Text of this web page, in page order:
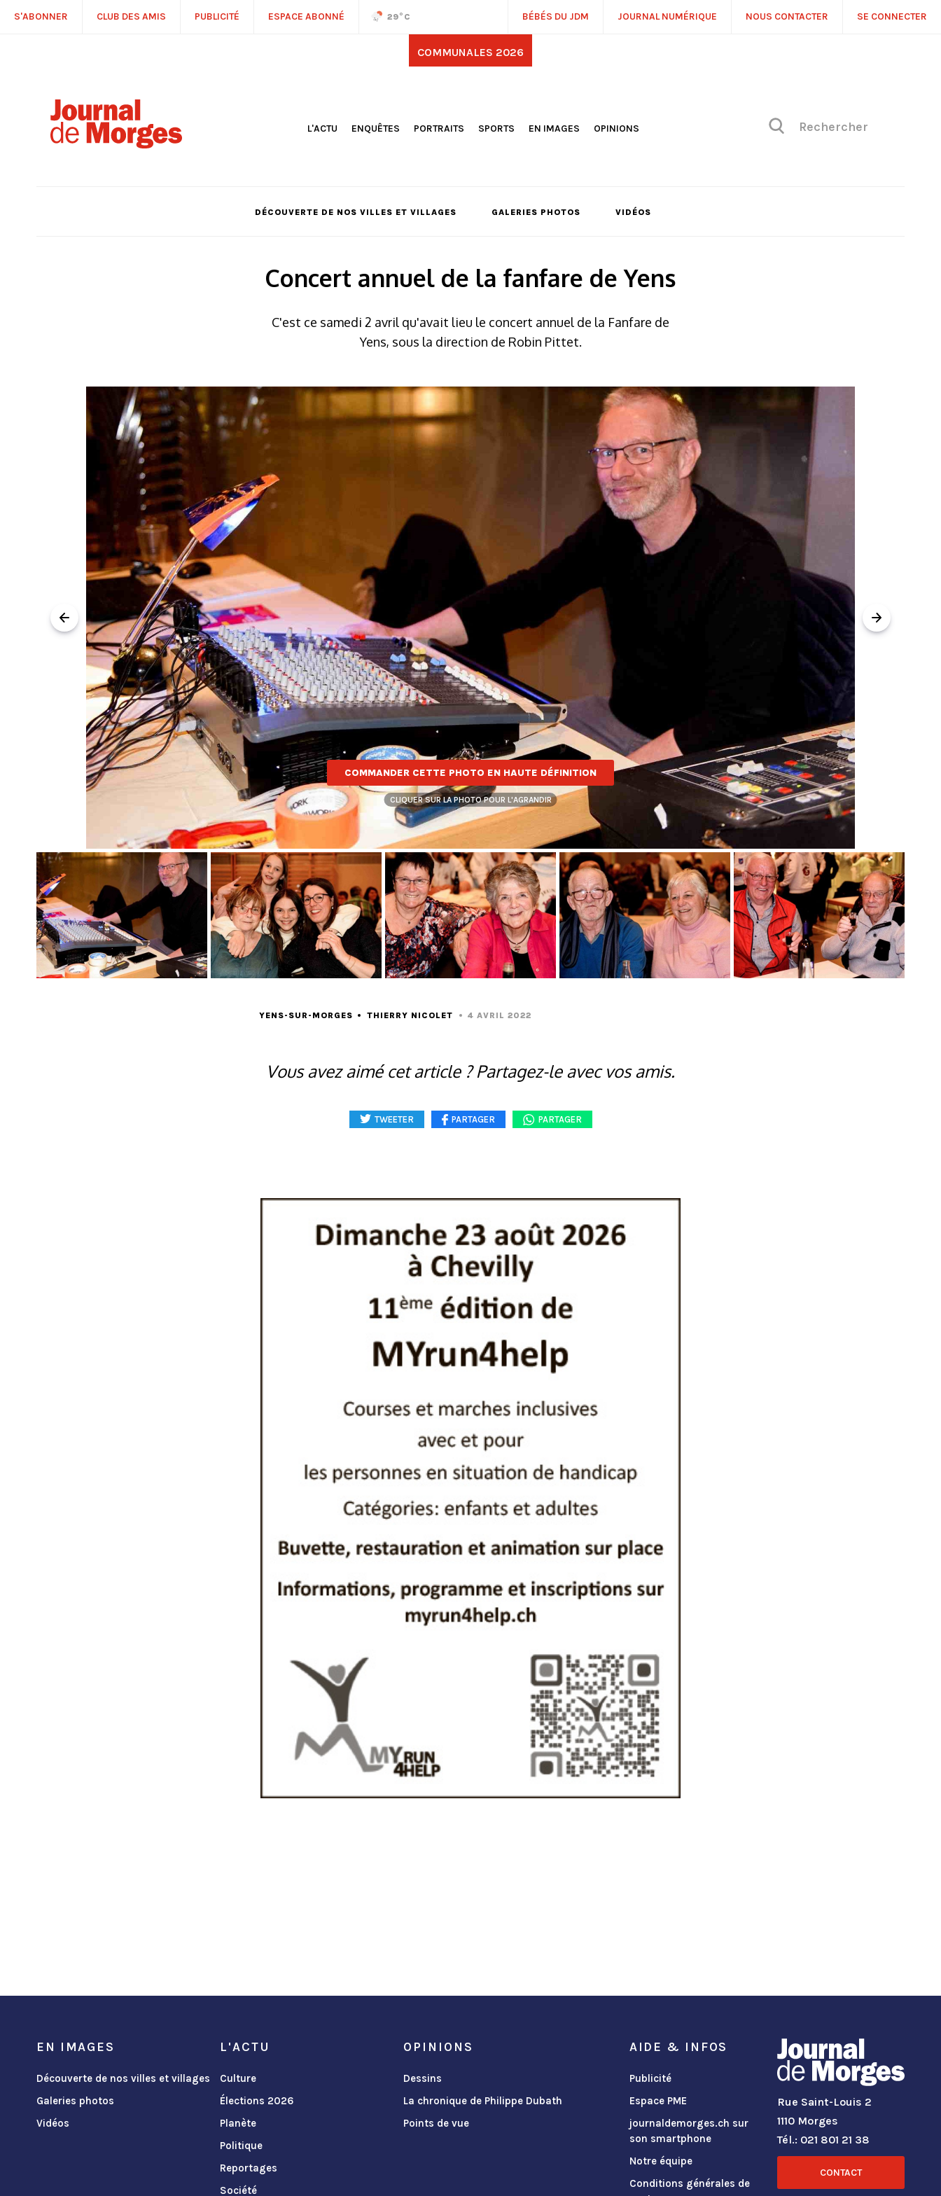
S'ABONNER CLUB DES AMIS PUBLICITÉ ESPACE ABONNÉ 29°C BÉBÉS DU JDM JOURNAL NUMÉRIQUE NOUS CONTACTER SE CONNECTER
COMMUNALES 2026
L'ACTU
ENQUÊTES PORTRAITS
SPORTS
EN IMAGES
OPINIONS
POINTS DE VUE
DÉCOUVERTE DE NOS VILLES ET VILLAGES GALERIES PHOTOS VIDÉOS
Concert annuel de la fanfare de Yens
C'est ce samedi 2 avril qu'avait lieu le concert annuel de la Fanfare de
Yens, sous la direction de Robin Pittet.
COMMANDER CETTE PHOTO EN HAUTE DÉFINITION
CLIQUER SUR LA PHOTO POUR L'AGRANDIR
YENS-SUR-MORGES THIERRY NICOLET 4 AVRIL 2022
Vous avez aimé cet article ? Partagez-le avec vos amis.
TWEETER PARTAGER PARTAGER
EN IMAGES
Découverte de nos villes et villages
Galeries photos
Vidéos
L'ACTU
Culture
Élections 2026
Planète
Politique
Reportages
Société
OPINIONS
Dessins
La chronique de Philippe Dubath
Points de vue
AIDE & INFOS
Publicité
Espace PME
journaldemorges.ch sur
son smartphone
Notre équipe
Conditions générales de
Rue Saint-Louis 2
1110 Morges
Tél.: 021 801 21 38
CONTACT